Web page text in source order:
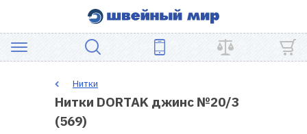
ШВЕЙНОЕ
ОБОРУДОВАНИЕ
Нитки
Нитки DORTAK джинс №20/3
(569)